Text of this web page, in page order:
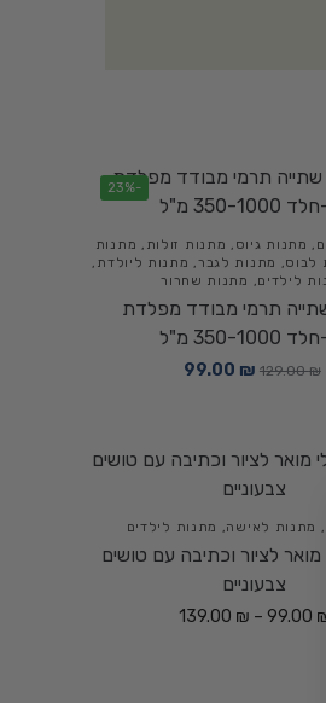
-23%
, מתנות גיוס , מתנות זולות , מתנות
לבוס, מתנות לגבר, מתנות ליולדת ,
לילדים, מתנות שחרור
תרמי מבודד מפלדת
1000 מ"ל
129.00₪
99.00 ₪
, מתנות לאישה, מתנות לילדים
מואר לציור וכתיבה עם טושים
צבעוניים
99.00
–
139.00 ₪